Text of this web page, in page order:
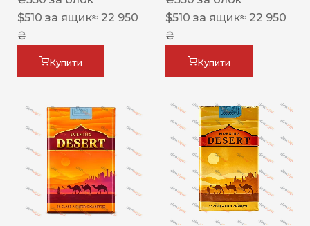
$510 за ящик≈ 22 950
₴
Купити
$510 за ящик≈ 22 950
₴
Купити